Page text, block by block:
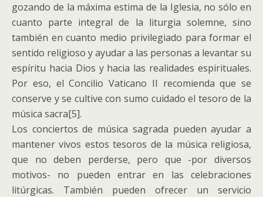
gozando de la máxima estima de la Iglesia, no sólo en
cuanto parte integral de la liturgia solemne, sino
también en cuanto medio privilegiado para formar el
sentido religioso y ayudar a las personas a levantar su
espíritu hacia Dios y hacia las realidades espirituales.
Por eso, el Concilio Vaticano II recomienda que se
conserve y se cultive con sumo cuidado el tesoro de la
música sacra[5].
Los conciertos de música sagrada pueden ayudar a
mantener vivos estos tesoros de la música religiosa,
que no deben perderse, pero que -por diversos
motivos- no pueden entrar en las celebraciones
litúrgicas. También pueden ofrecer un servicio